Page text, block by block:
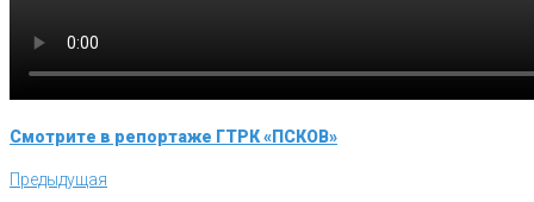
Смотрите в репортаже ГТРК «ПСКОВ»
Навигация
по
Предыдущая
Предыдущая